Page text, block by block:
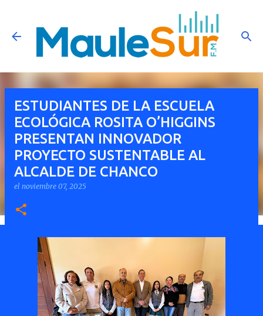
Ir al contenido principal
ESTUDIANTES DE LA ESCUELA
ECOLÓGICA ROSITA O’HIGGINS
PRESENTAN INNOVADOR
PROYECTO SUSTENTABLE AL
ALCALDE DE CHANCO
el noviembre 07, 2025